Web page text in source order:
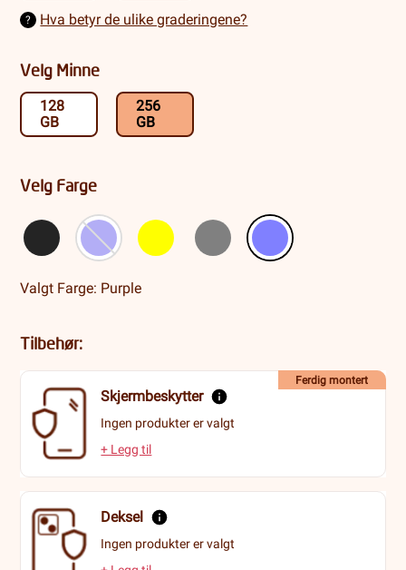
? Hva betyr de ulike graderingene?
Velg Minne
128
GB
256
GB
Velg Farge
Valgt Farge: Purple
Tilbehør:
Skjermbeskytter
Ingen produkter er valgt
Ferdig montert
+ Legg til
Deksel
Ingen produkter er valgt